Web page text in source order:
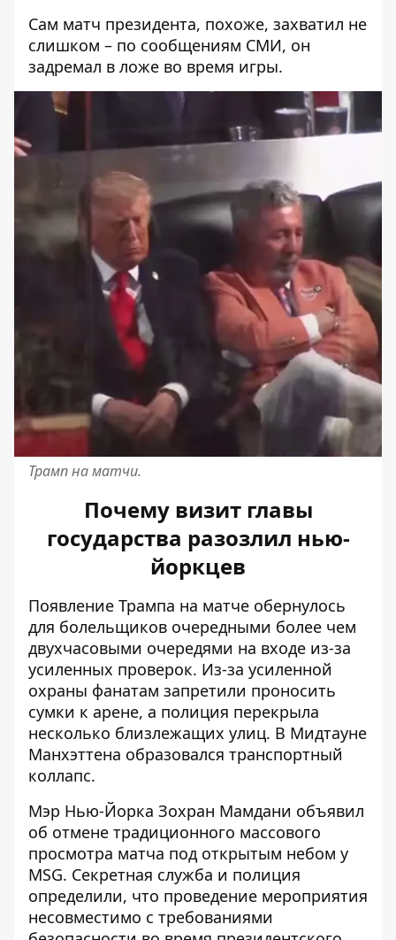
Сам матч президента, похоже, захватил не
слишком – по сообщениям СМИ, он
задремал в ложе во время игры.
Трамп на матчи.
Почему визит главы
государства разозлил нью-
йоркцев
Появление Трампа на матче обернулось
для болельщиков очередными более чем
двухчасовыми очередями на входе из-за
усиленных проверок. Из-за усиленной
охраны фанатам запретили проносить
сумки к арене, а полиция перекрыла
несколько близлежащих улиц. В Мидтауне
Манхэттена образовался транспортный
коллапс.
Мэр Нью-Йорка Зохран Мамдани объявил
об отмене традиционного массового
просмотра матча под открытым небом у
MSG. Секретная служба и полиция
определили, что проведение мероприятия
несовместимо с требованиями